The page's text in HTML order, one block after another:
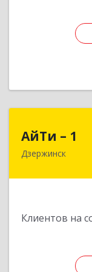
АйТи – 1
Дзержинск
Клиентов на
606015,